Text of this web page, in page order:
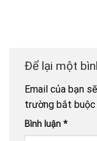
Để lại một
Email của bạn
trường bắt
Bình luận *